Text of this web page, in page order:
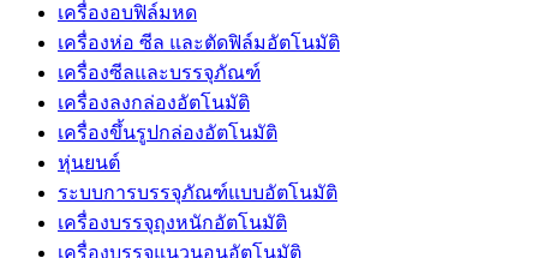
เครื่องอบฟิล์มหด
เครื่องห่อ ซีล และตัดฟิล์มอัตโนมัติ
เครื่องซีลและบรรจุภัณฑ์
เครื่องลงกล่องอัตโนมัติ
เครื่องขึ้นรูปกล่องอัตโนมัติ
หุ่นยนต์
ระบบการบรรจุภัณฑ์แบบอัตโนมัติ
เครื่องบรรจุถุงหนักอัตโนมัติ
เครื่องบรรจุแนวนอนอัตโนมัติ